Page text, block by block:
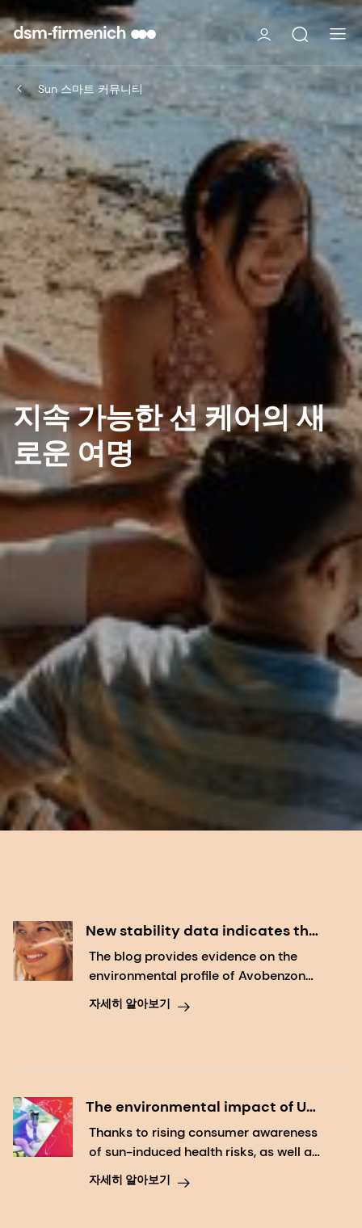
Sun 스마트 커뮤니티
지속 가능한 선 케어의 새
로운 여명
New stability data indicates the
true fate of PARSOL® 1789 in the
environment
The blog provides evidence on the
environmental profile of Avobenzone
and shows UV filter as a sustainable
UV filter.
자세히 알아보기
The environmental impact of UV
filters
Thanks to rising consumer awareness
of sun-induced health risks, as well as
efforts from authorities and the
industry to develop and promote
자세히 알아보기